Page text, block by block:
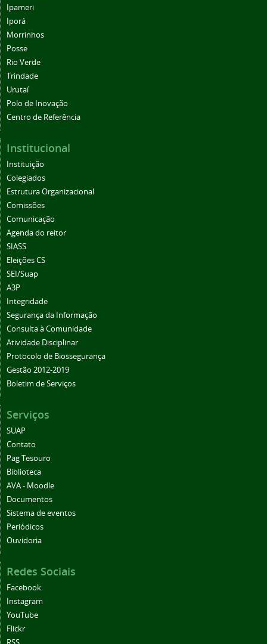
Ipameri
Iporá
Morrinhos
Posse
Rio Verde
Trindade
Urutaí
Polo de Inovação
Centro de Referência
Institucional
Instituição
Colegiados
Estrutura Organizacional
Comissões
Comunicação
Agenda do reitor
SIASS
Eleições CS
SEI/Suap
A3P
Integridade
Segurança da Informação
Consulta à Comunidade
Atividade Disciplinar
Protocolo de Biossegurança
Gestão 2012-2019
Boletim de Serviços
Serviços
SUAP
Contato
Pag Tesouro
Biblioteca
AVA - Moodle
Documentos
Sistema de eventos
Periódicos
Ouvidoria
Redes Sociais
Facebook
Instagram
YouTube
Flickr